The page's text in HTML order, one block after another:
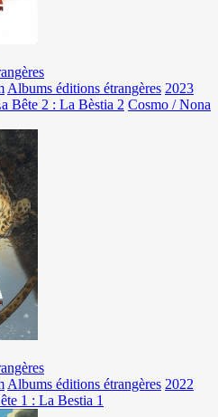
Albums éditions étrangères 2023
Bête 2 : La Bèstia 2 Cosmo / Nona
Albums éditions étrangères 2022
1 : La Bestia 1